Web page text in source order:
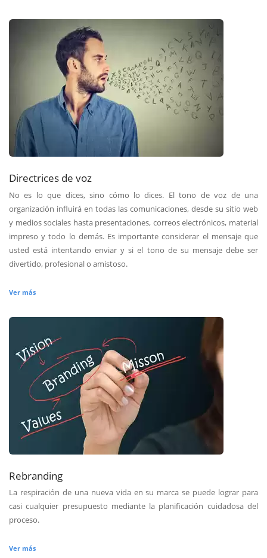
Directrices de voz
No es lo que dices, sino cómo lo dices. El tono de voz de una
organización influirá en todas las comunicaciones, desde su sitio web
y medios sociales hasta presentaciones, correos electrónicos, material
impreso y todo lo demás. Es importante considerar el mensaje que
usted está intentando enviar y si el tono de su mensaje debe ser
divertido, profesional o amistoso.
Ver más
Rebranding
La respiración de una nueva vida en su marca se puede lograr para
casi cualquier presupuesto mediante la planificación cuidadosa del
proceso.
Ver más